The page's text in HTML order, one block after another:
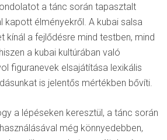
a tánc során tapasztalt
kapott élményekről. A kubai salsa
kínál a fejlődésre mind testben, mind
a kubai kultúrában való
figuranevek elsajátítása lexikális
is jelentős mértékben bővíti.
a lépéseken keresztül, a tánc során
még könnyedebben,